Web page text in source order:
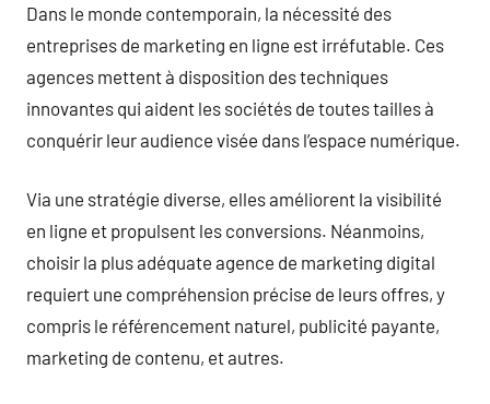
Dans le monde contemporain, la nécessité des
entreprises de marketing en ligne est irréfutable. Ces
agences mettent à disposition des techniques
innovantes qui aident les sociétés de toutes tailles à
conquérir leur audience visée dans l’espace numérique.
Via une stratégie diverse, elles améliorent la visibilité
en ligne et propulsent les conversions. Néanmoins,
choisir la plus adéquate agence de marketing digital
requiert une compréhension précise de leurs offres, y
compris le référencement naturel, publicité payante,
marketing de contenu, et autres.